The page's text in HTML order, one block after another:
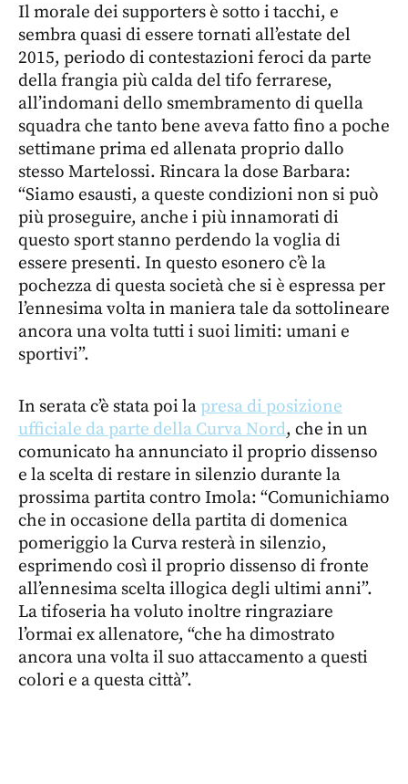
Il morale dei supporters è sotto i tacchi, e
sembra quasi di essere tornati all’estate del
2015, periodo di contestazioni feroci da parte
della frangia più calda del tifo ferrarese,
all’indomani dello smembramento di quella
squadra che tanto bene aveva fatto fino a poche
settimane prima ed allenata proprio dallo
stesso Martelossi. Rincara la dose Barbara:
“Siamo esausti, a queste condizioni non si può
più proseguire, anche i più innamorati di
questo sport stanno perdendo la voglia di
essere presenti. In questo esonero c’è la
pochezza di questa società che si è espressa per
l’ennesima volta in maniera tale da sottolineare
ancora una volta tutti i suoi limiti: umani e
sportivi”.
In serata c’è stata poi la presa di posizione
ufficiale da parte della Curva Nord, che in un
comunicato ha annunciato il proprio dissenso
e la scelta di restare in silenzio durante la
prossima partita contro Imola: “Comunichiamo
che in occasione della partita di domenica
pomeriggio la Curva resterà in silenzio,
esprimendo così il proprio dissenso di fronte
all’ennesima scelta illogica degli ultimi anni”.
La tifoseria ha voluto inoltre ringraziare
l’ormai ex allenatore, “che ha dimostrato
ancora una volta il suo attaccamento a questi
colori e a questa città”.